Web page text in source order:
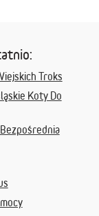
Troks
Koty Do